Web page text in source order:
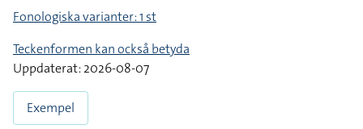
Fonologiska varianter: 1 st
Teckenformen kan också betyda
Uppdaterat: 2026-08-07
Exempel